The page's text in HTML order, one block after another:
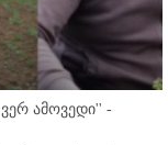
ამოვედი'' -